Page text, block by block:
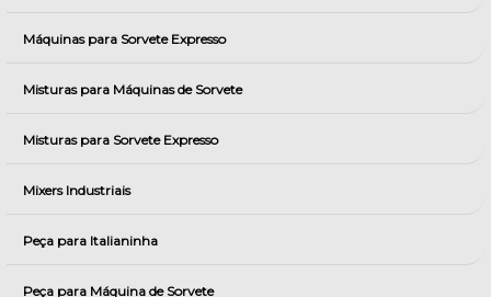
Máquinas para Sorvete Expresso
Misturas para Máquinas de Sorvete
Misturas para Sorvete Expresso
Mixers Industriais
Peça para Italianinha
Peça para Máquina de Sorvete